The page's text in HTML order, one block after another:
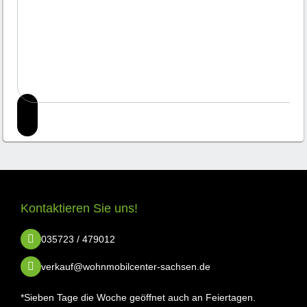
Kontaktieren Sie uns!
035723 / 479012
verkauf@wohnmobilcenter-sachsen.de
*Sieben Tage die Woche geöffnet auch an Feiertagen.